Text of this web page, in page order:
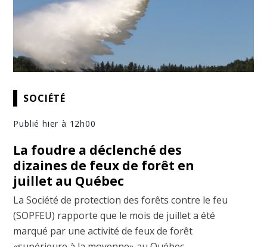
SOCIÉTÉ
Publié hier à 12h00
La foudre a déclenché des
dizaines de feux de forêt en
juillet au Québec
La Société de protection des forêts contre le feu
(SOPFEU) rapporte que le mois de juillet a été
marqué par une activité de feux de forêt